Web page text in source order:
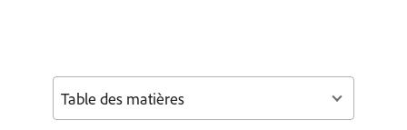
Table des matières